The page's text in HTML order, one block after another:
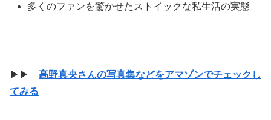
多くのファンを驚かせたストイックな私生活の実態
▶▶ 髙野真央さんの写真集などをアマゾンでチェックし
てみる